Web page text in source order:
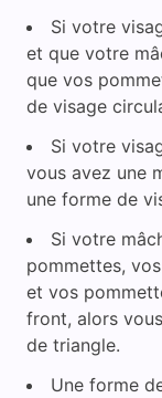
Si votre
et que votre
que vos
de visage
Si votre
vous avez une
une forme de
Si votre
pommettes,
et vos
front, alors
de triangle.
Une forme